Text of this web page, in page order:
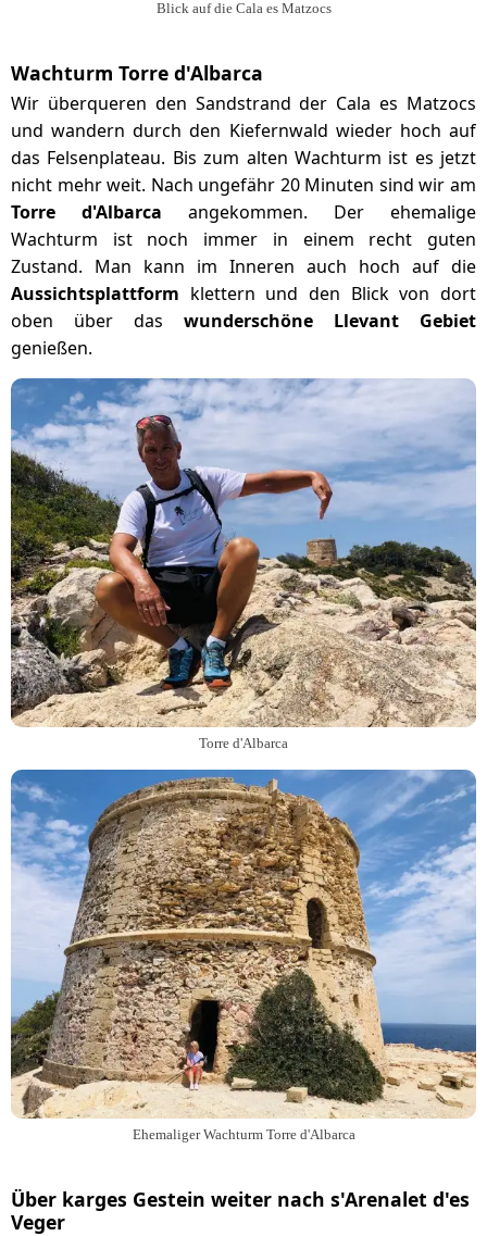
Blick auf die Cala es Matzocs
Wachturm Torre d'Albarca
Wir überqueren den Sandstrand der Cala es Matzocs
und wandern durch den Kiefernwald wieder hoch auf
das Felsenplateau. Bis zum alten Wachturm ist es jetzt
nicht mehr weit. Nach ungefähr 20 Minuten sind wir am
Torre d'Albarca angekommen. Der ehemalige
Wachturm ist noch immer in einem recht guten
Zustand. Man kann im Inneren auch hoch auf die
Aussichtsplattform klettern und den Blick von dort
oben über das wunderschöne Llevant Gebiet
genießen.
Torre d'Albarca
Ehemaliger Wachturm Torre d'Albarca
Über karges Gestein weiter nach s'Arenalet d'es
Veger